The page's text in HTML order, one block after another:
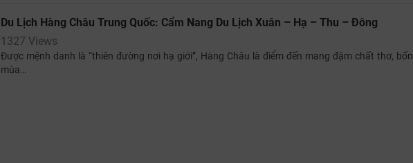
Du Lịch Hàng Châu Trung Quốc: Cẩm Nang Du Lịch Xuân – Hạ – Thu – Đông
1327 Views
Được mệnh danh là “thiên đường nơi hạ giới”, Hàng Châu là điểm đến mang đậm chất thơ, bốn
mùa…